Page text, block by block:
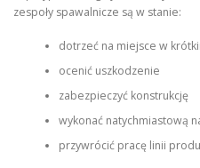
zespoły spawalnicze są w stanie:
dotrzeć na miejsce w
ocenić uszkodzenie
zabezpieczyć konstrukcję
wykonać natychmiastową
przywrócić pracę linii